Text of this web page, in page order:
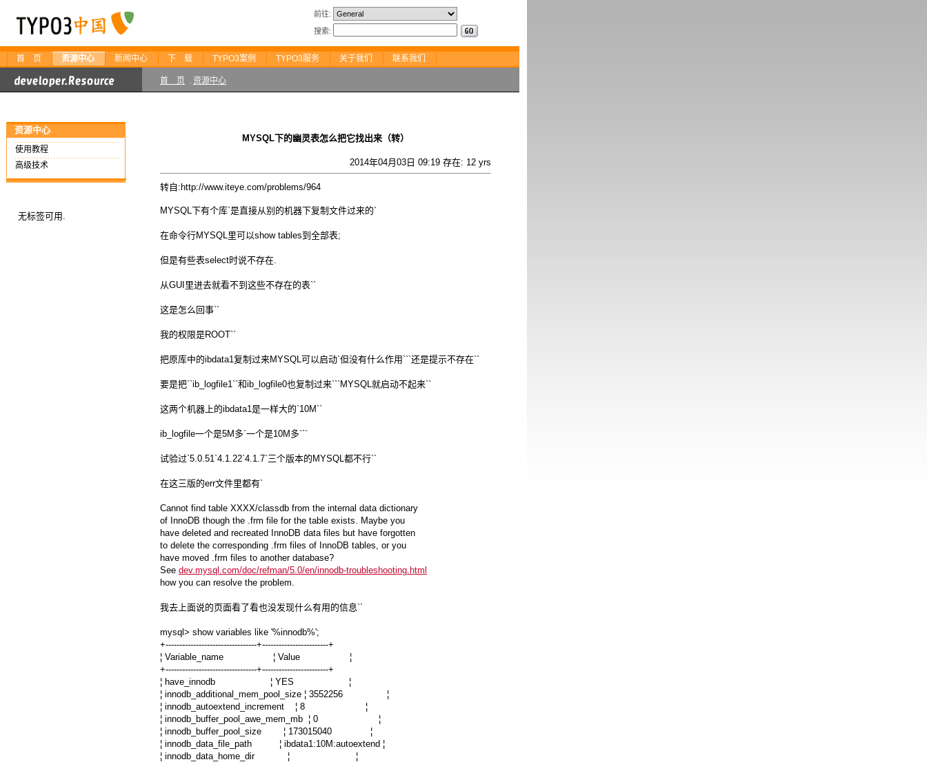
前往:
搜索:
首 页 资源中心 新闻中心 下 载 TYPO3案例 TYPO3服务 关于我们 联系我们
首 页 . 资源中心
资源中心
使用教程
高级技术
无标签可用.
MYSQL下的幽灵表怎么把它找出来（转）
2014年04月03日 09:19 存在: 12 yrs
转自:http://www.iteye.com/problems/964
MYSQL下有个库`是直接从别的机器下复制文件过来的`
在命令行MYSQL里可以show tables到全部表;
但是有些表select时说不存在.
从GUI里进去就看不到这些不存在的表``
这是怎么回事``
我的权限是ROOT``
把原库中的ibdata1复制过来MYSQL可以启动`但没有什么作用```还是提示不存在``
要是把``ib_logfile1``和ib_logfile0也复制过来```MYSQL就启动不起来``
这两个机器上的ibdata1是一样大的`10M``
ib_logfile一个是5M多`一个是10M多```
试验过`5.0.51`4.1.22`4.1.7`三个版本的MYSQL都不行``
在这三版的err文件里都有`
Cannot find table XXXX/classdb from the internal data dictionary
of InnoDB though the .frm file for the table exists. Maybe you
have deleted and recreated InnoDB data files but have forgotten
to delete the corresponding .frm files of InnoDB tables, or you
have moved .frm files to another database?
See dev.mysql.com/doc/refman/5.0/en/innodb-troubleshooting.html
how you can resolve the problem.
我去上面说的页面看了看也没发现什么有用的信息``
mysql> show variables like '%innodb%';
+---------------------------------+------------------------+
¦ Variable_name ¦ Value ¦
+---------------------------------+------------------------+
¦ have_innodb ¦ YES ¦
¦ innodb_additional_mem_pool_size ¦ 3552256 ¦
¦ innodb_autoextend_increment ¦ 8 ¦
¦ innodb_buffer_pool_awe_mem_mb ¦ 0 ¦
¦ innodb_buffer_pool_size ¦ 173015040 ¦
¦ innodb_data_file_path ¦ ibdata1:10M:autoextend ¦
¦ innodb_data_home_dir ¦ ¦